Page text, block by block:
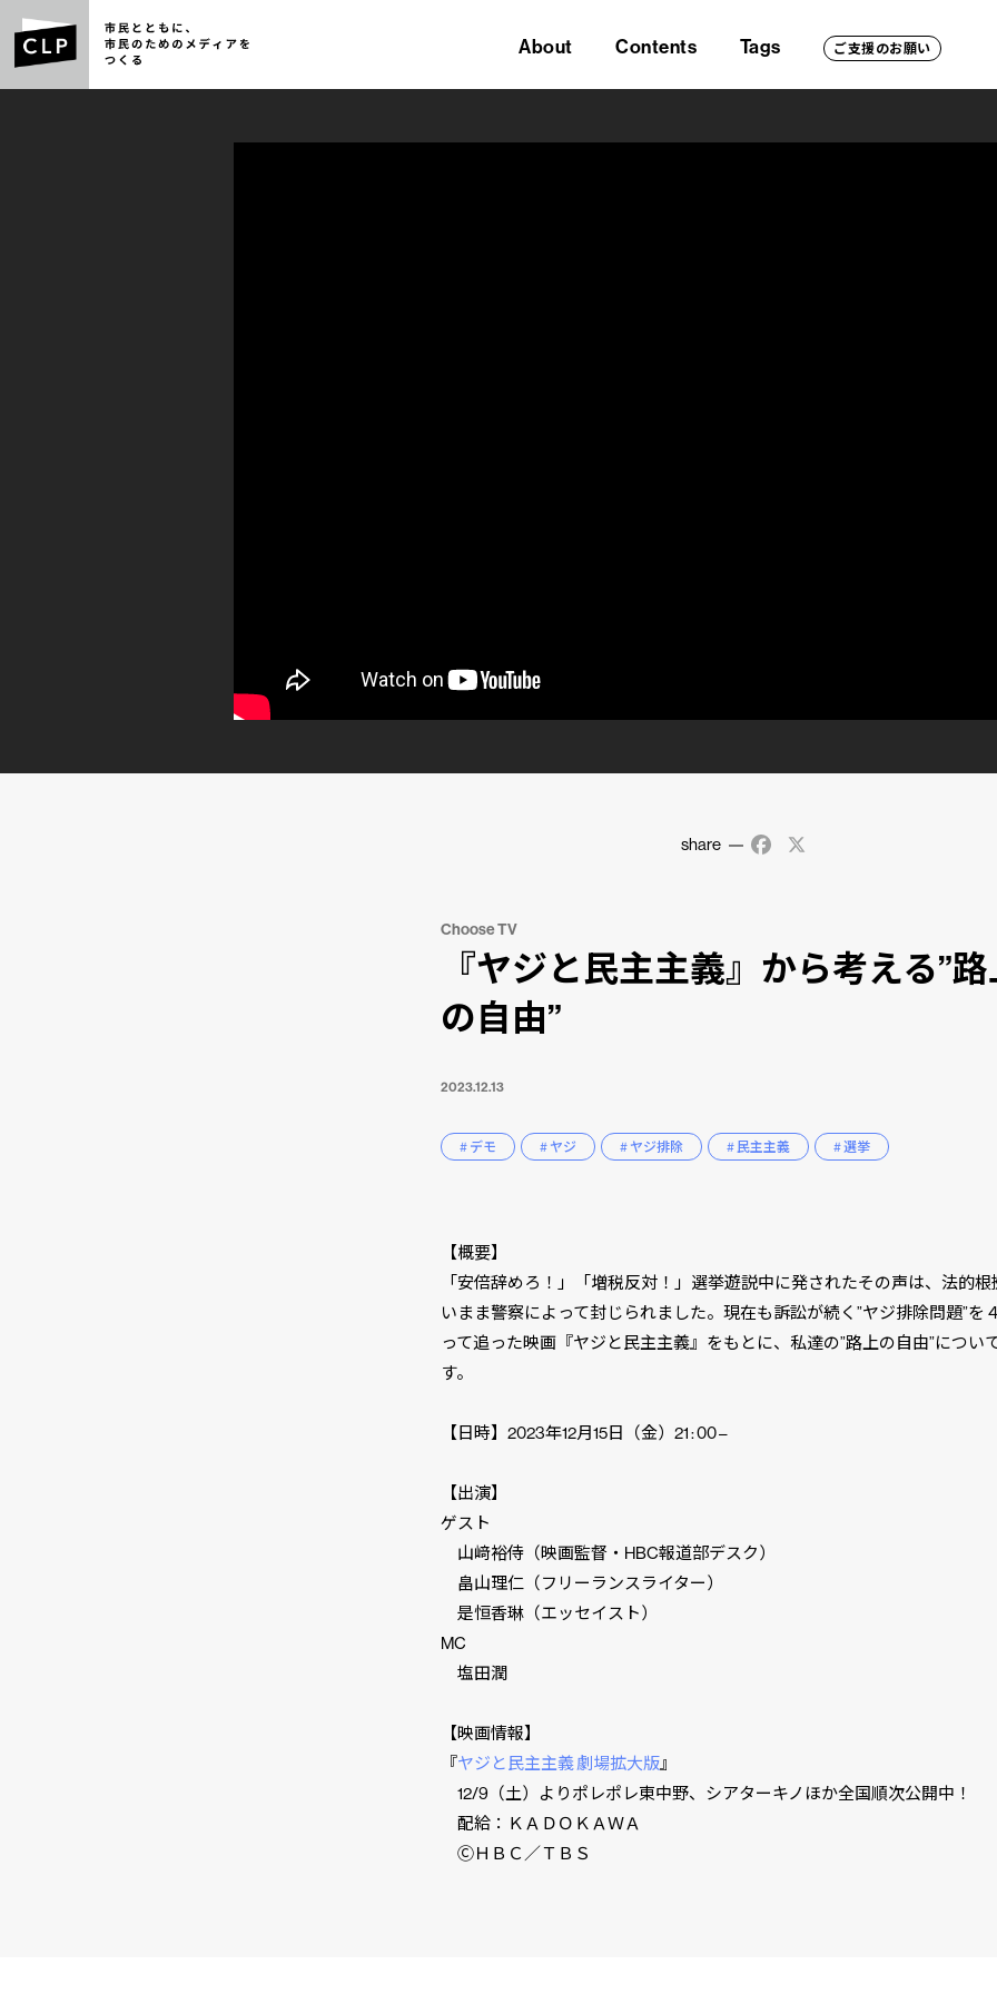
About Contents Tags ご支援のお願い
share Facebook
Choose TV
『ヤジと民主主義』から考える”
の自由”
2023.12.13
# デモ # ヤジ # ヤジ排除 # 民主主義 # 選挙
【概要】
「安倍辞めろ！」「増税反対！」選挙遊説中に発されたその声は、法的根
いまま警察によって封じられました。現在も訴訟が続く”ヤジ排除問題”を
って追った映画『ヤジと民主主義』をもとに、私達の”路上の自由”につい
す。
【日時】2023年12月15日（金）21 : 00 –
【出演】
ゲスト
山﨑裕侍（映画監督・HBC報道部デスク）
畠山理仁（フリーランスライター）
是恒香琳（エッセイスト）
MC
塩田潤
【映画情報】
『ヤジと民主主義 劇場拡大版』
12/9（土）よりポレポレ東中野、シアターキノほか全国順次公開中！
配給：ＫＡＤＯＫＡＷＡ
ⒸＨＢＣ／ＴＢＳ